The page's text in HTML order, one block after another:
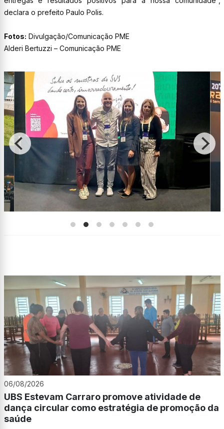
declara o prefeito Paulo Polis.
Fotos: Divulgação/Comunicação PME
Alderi Bertuzzi – Comunicação PME
06/08/2026
UBS Estevam Carraro promove atividade de
dança circular como estratégia de promoção da
saúde